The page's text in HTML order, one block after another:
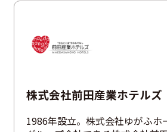
株式会社前田産業ホテルズ
1986年設立。株式会社ゆがふホ